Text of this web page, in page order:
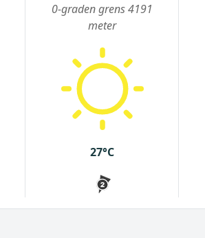
0-graden grens 4191
meter
27°C